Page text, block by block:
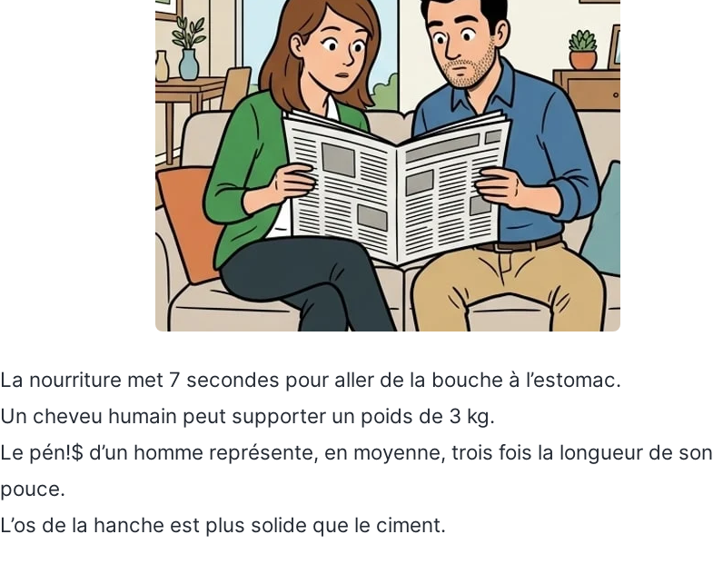
La nourriture met 7 secondes pour aller de la bouche à l’estomac.
Un cheveu humain peut supporter un poids de 3 kg.
Le pén!$ d’un homme représente, en moyenne, trois fois la longueur de son
pouce.
L’os de la hanche est plus solide que le ciment.